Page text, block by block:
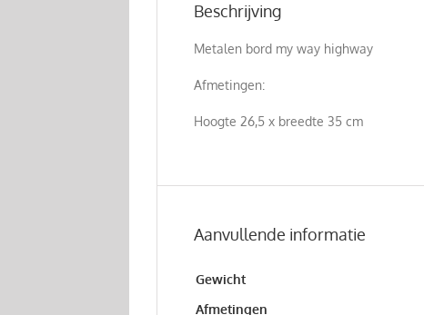
Beschrijving
Metalen bord my way highway
Afmetingen:
Hoogte 26,5 x breedte 35 cm
Aanvullende informatie
Gewicht
Afmetingen